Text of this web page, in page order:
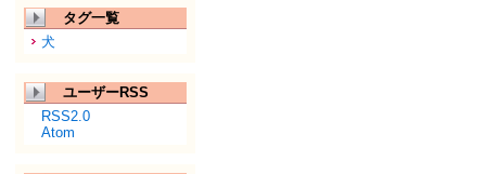
タグ一覧
犬
ユーザーRSS
RSS2.0
Atom